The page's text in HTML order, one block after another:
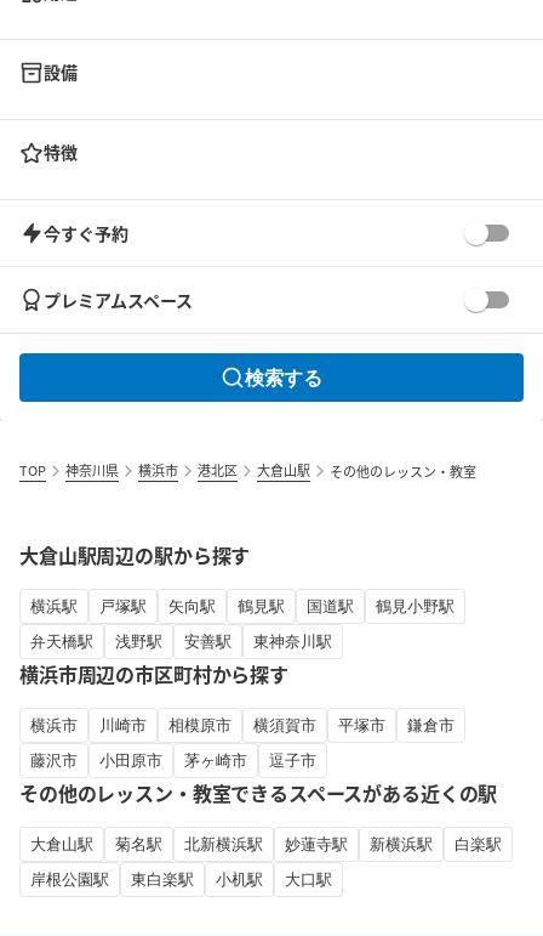
設備
特徴
今すぐ予約
プレミアムスペース
検索する
TOP 神奈川県 横浜市 港北区 大倉山駅 その他のレッスン・教室
大倉山駅周辺の駅から探す
横浜駅 戸塚駅 矢向駅 鶴見駅 国道駅
鶴見小野駅
弁天橋駅
浅野駅 安善駅 東神奈川駅
横浜市周辺の市区町村から探す
横浜市 川崎市 相模原市 横須賀市 平塚市
鎌倉市
藤沢市
小田原市 茅ヶ崎市 逗子市
その他のレッスン・教室できるスペースがある近くの駅
大倉山駅 菊名駅 北新横浜駅 妙蓮寺駅 新横浜駅
白楽駅
岸根公園駅
東白楽駅 小机駅 大口駅